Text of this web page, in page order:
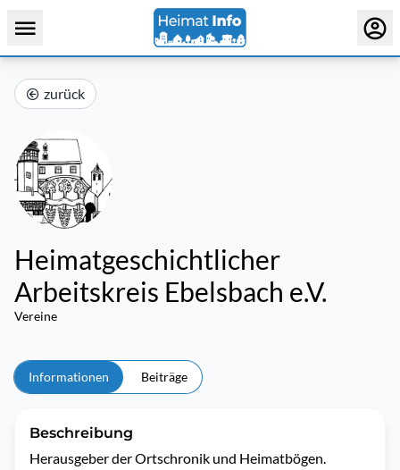
zurück
Heimatgeschichtlicher
Arbeitskreis Ebelsbach e.V.
Vereine
Informationen Beiträge
Beschreibung
Herausgeber der Ortschronik und Heimatbögen.